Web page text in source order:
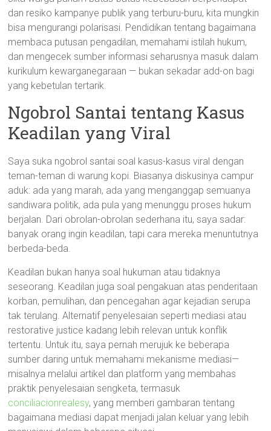
dan resiko kampanye publik yang terburu-buru, kita mungkin
bisa mengurangi polarisasi. Pendidikan tentang bagaimana
membaca putusan pengadilan, memahami istilah hukum,
dan mengecek sumber informasi seharusnya masuk dalam
kurikulum kewarganegaraan — bukan sekadar add-on bagi
yang kebetulan tertarik.
Ngobrol Santai tentang Kasus
Keadilan yang Viral
Saya suka ngobrol santai soal kasus-kasus viral dengan
teman-teman di warung kopi. Biasanya diskusinya campur
aduk: ada yang marah, ada yang menganggap semuanya
sandiwara politik, ada pula yang menunggu proses hukum
berjalan. Dari obrolan-obrolan sederhana itu, saya sadar:
banyak orang ingin keadilan, tapi cara mereka menuntutnya
berbeda-beda.
Keadilan bukan hanya soal hukuman atau tidaknya
seseorang. Keadilan juga soal pengakuan atas penderitaan
korban, pemulihan, dan pencegahan agar kejadian serupa
tak terulang. Alternatif penyelesaian seperti mediasi atau
restorative justice kadang lebih relevan untuk konflik
tertentu. Untuk itu, saya pernah merujuk ke beberapa
sumber daring untuk memahami mekanisme mediasi—
misalnya melalui artikel dan platform yang membahas
praktik penyelesaian sengketa, termasuk
conciliacionrealesy, yang memberi gambaran tentang
bagaimana mediasi dapat menjadi jalan keluar yang lebih